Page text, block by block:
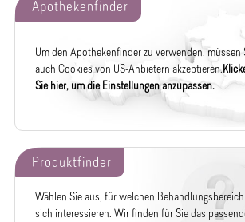
Apothekenfinder
Um den Apothekenfinder zu verwenden, müssen
auch Cookies von US-Anbietern akzeptieren.
Sie hier, um die Einstellungen anzupassen.
Produktfinder
Wählen Sie aus, für welchen
sich interessieren. Wir finden für Sie das